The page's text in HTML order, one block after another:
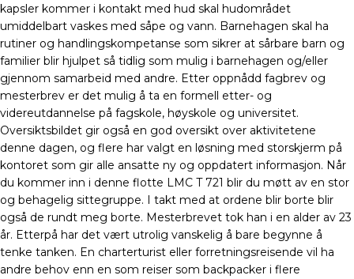
kapsler kommer i kontakt med hud skal hudområdet
umiddelbart vaskes med såpe og vann. Barnehagen skal ha
rutiner og handlingskompetanse som sikrer at sårbare barn og
familier blir hjulpet så tidlig som mulig i barnehagen og/eller
gjennom samarbeid med andre. Etter oppnådd fagbrev og
mesterbrev er det mulig å ta en formell etter- og
videreutdannelse på fagskole, høyskole og universitet.
Oversiktsbildet gir også en god oversikt over aktivitetene
denne dagen, og flere har valgt en løsning med storskjerm på
kontoret som gir alle ansatte ny og oppdatert informasjon. Når
du kommer inn i denne flotte LMC T 721 blir du møtt av en stor
og behagelig sittegruppe. I takt med at ordene blir borte blir
også de rundt meg borte. Mesterbrevet tok han i en alder av 23
år. Etterpå har det vært utrolig vanskelig å bare begynne å
tenke tanken. En charterturist eller forretningsreisende vil ha
andre behov enn en som reiser som backpacker i flere